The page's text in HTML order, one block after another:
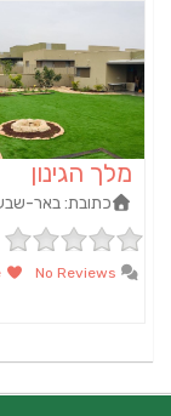
מלך הגינון
כתובת:באר-